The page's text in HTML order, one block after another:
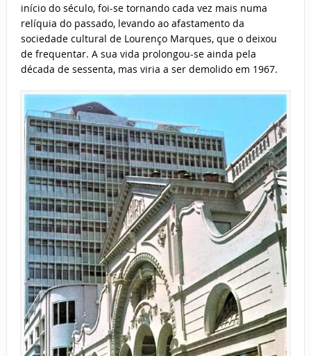
início do século, foi-se tornando cada vez mais numa
relíquia do passado, levando ao afastamento da
sociedade cultural de Lourenço Marques, que o deixou
de frequentar. A sua vida prolongou-se ainda pela
década de sessenta, mas viria a ser demolido em 1967.